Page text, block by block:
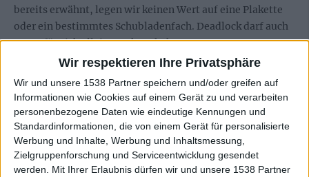
Wir respektieren Ihre Privatsphäre
Wir und unsere 1538 Partner speichern und/oder greifen auf
Informationen wie Cookies auf einem Gerät zu und verarbeiten
personenbezogene Daten wie eindeutige Kennungen und
Standardinformationen, die von einem Gerät für personalisierte
Werbung und Inhalte, Werbung und Inhaltsmessung,
Zielgruppenforschung und Serviceentwicklung gesendet
werden.
Mit Ihrer Erlaubnis dürfen wir und unsere 1538 Partner
bereits erwähnt, legen wir keinen Wert auf eine Plakette
oder ein bestimmtes Schubladenfach. Deadlock darf auch
gerne für sich alleine stehen, hehe.
Vielleicht müssen wir ja eine komplett neue Schublade
öffnen. Habt Ihr vor, einen neuen Stil namens
„Blackcore“ zu kreieren? Ein paar Riffs der neuen Platte
hätten schon auf ein coriges Album gepaßt, oder?
Wir hatten keinerlei Intention, einen neuen Stil zu
kreieren. Klar sind wir sehr erfreut, wenn Leute sagen daß